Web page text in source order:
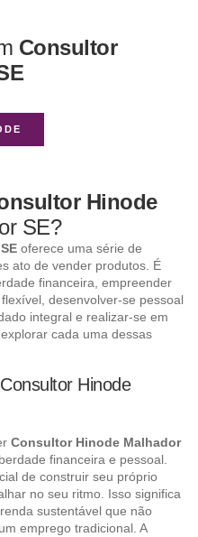
Consultor
Hinode
SE?
oferece uma série de
ato de vender produtos. É
financeira, empreender
desenvolver-se pessoal
integral e realizar-se em
cada uma dessas
Hinode
Consultor Hinode Malhador
financeira e pessoal.
de construir seu próprio
no seu ritmo. Isso significa
sustentável que não
emprego tradicional. A